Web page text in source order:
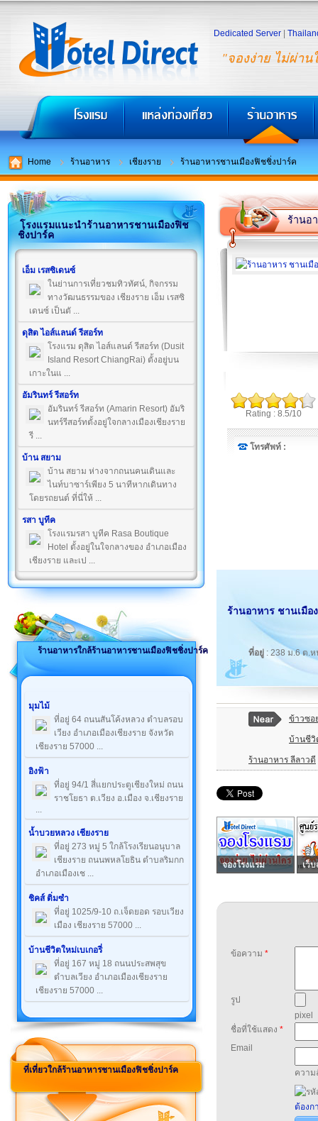
"จองง่าย ไม่ผ่าน
Dedicated Server
Home ร้านอาหาร เชียงราย ร้านอาหารชานเมืองฟิชชิ่งปาร์ค
โรงแรมแนะนำร้านอาหารชานเมืองฟิช
ชิ่งปาร์ค
เอ็ม เรสซิเดนซ์
ในย่านการเที่ยวชมทิวทัศน์, กิจกรรม
ทางวัฒนธรรมของ เชียงราย เอ็ม เรสซิ
เดนซ์ เป็นตั ...
ดุสิต ไอส์แลนด์ รีสอร์ท
โรงแรม ดุสิต ไอส์แลนด์ รีสอร์ท (Dusit
Island Resort ChiangRai) ตั้งอยู่บน
เกาะในแ ...
อัมรินทร์ รีสอร์ท
อัมรินทร์ รีสอร์ท (Amarin Resort) อัมริ
นทร์รีสอร์ทตั้งอยู่ใจกลางเมืองเชียงราย
รี ...
บ้าน สยาม
บ้าน สยาม ห่างจากถนนคนเดินและ
ไนท์บาซาร์เพียง 5 นาทีหากเดินทาง
โดยรถยนต์ ที่นี่ให้ ...
รสา บูทีค
โรงแรมรสา บูทีค Rasa Boutique
Hotel ตั้งอยู่ในใจกลางของ อำเภอเมือง
เชียงราย และเป ...
ร้านอาหารใกล้ร้านอาหารชานเมืองฟิชชิ่งปาร์ค
มุมไม้
ที่อยู่ 64 ถนนสันโค้งหลวง ตำบลรอบ
เวียง อำเภอเมืองเชียงราย จังหวัด
เชียงราย 57000 ...
อิงฟ้า
ที่อยู่ 94/1 สี่แยกประตูเชียงใหม่ ถนน
ราชโยธา ต.เวียง อ.เมือง จ.เชียงราย
...
น้ำบวยหลวง เชียงราย
ที่อยู่ 273 หมู่ 5 ใกล้โรงเรียนอนุบาล
เชียงราย ถนนพหลโยธิน ตำบลริมกก
อำเภอเมืองเช ...
ชิคส์ ติ่มซำ
ที่อยู่ 1025/9-10 ถ.เจ็ดยอด รอบเวียง
เมือง เชียงราย 57000 ...
บ้านชีวิตใหม่เบเกอรี่
ที่อยู่ 167 หมู่ 18 ถนนประสพสุข
ตำบลเวียง อำเภอเมืองเชียงราย
เชียงราย 57000 ...
ที่เที่ยวใกล้ร้านอาหารชานเมืองฟิชชิ่งปาร์ค
ร้านอ
Rating : 8.5/10
โทรศัพท์ :
ร้านอาหาร ชานเมือ
ที่อยู่ : 238 ม.6 ต.
ข้าวซอ
บ้านชีวิ
ร้านอาหาร ลีลาวดี
จองโรงแรม เว็บ
ข้อความ *
รูป
pixel
ชื่อที่ใช้แสดง *
Email
ความ
ต้องก